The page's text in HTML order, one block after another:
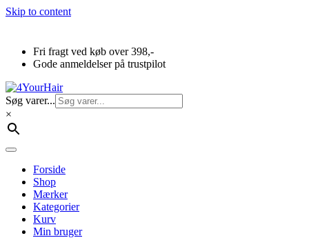
Skip to content
Fri fragt ved køb over 398,-
Gode anmeldelser på trustpilot
Søg varer...
×
Forside
Shop
Mærker
Kategorier
Kurv
Min bruger